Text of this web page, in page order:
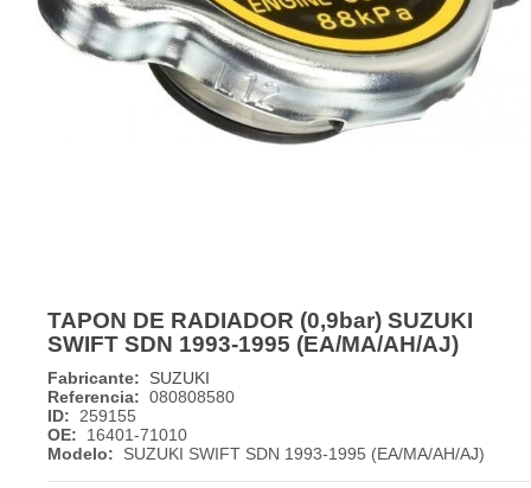
TAPON DE RADIADOR (0,9bar) SUZUKI
SWIFT SDN 1993-1995 (EA/MA/AH/AJ)
Fabricante:
SUZUKI
Referencia: 080808580
ID:
259155
OE:
16401-71010
Modelo:
SUZUKI SWIFT SDN 1993-1995 (EA/MA/AH/AJ)